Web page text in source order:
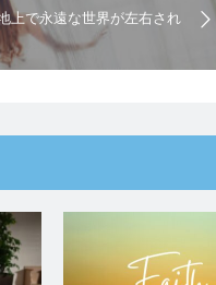
上で永遠な世界が左右され
日助ける」キリスト教福音宣
拝の聖書メッセージ